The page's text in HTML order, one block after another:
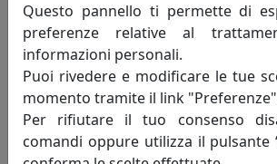
Innovazione-creatività-
i principi fondamentali
spirito della mauro
trent'anni, attraverso
mercato, opera alla ricerca
miglioramento degli articoli
offerto al fine di soddisfare
Questo pannello ti permette di
preferenze relative al
informazioni personali.
Puoi rivedere e modificare le tue
momento tramite il link
Per rifiutare il tuo consenso
comandi oppure utilizza il pulsante